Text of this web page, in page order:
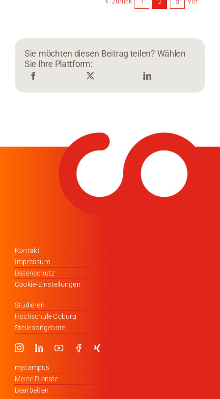
1 2 3
Sie möchten diesen Beitrag teilen? Wählen
Sie Ihre Plattform:
Kontakt
Impressum
Datenschutz
Cookie-Einstellungen
Studieren
Hochschule Coburg
Stellenangebote
mycampus
Meine Dienste
Bearbeiten